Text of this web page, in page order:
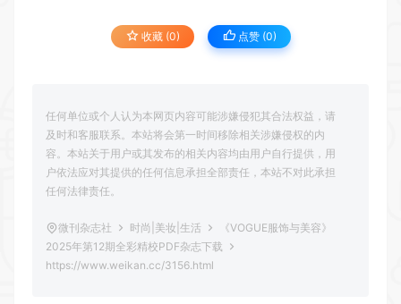
收藏 (0) 点赞 (0)
任何单位或个人认为本网页内容可能涉嫌侵犯其合法权益，请
及时和客服联系。本站将会第一时间移除相关涉嫌侵权的内
容。本站关于用户或其发布的相关内容均由用户自行提供，用
户依法应对其提供的任何信息承担全部责任，本站不对此承担
任何法律责任。
微刊杂志社 时尚|美妆|生活
《VOGUE服饰与美容》
2025年第12期全彩精校PDF杂志下载
https://www.weikan.cc/3156.html